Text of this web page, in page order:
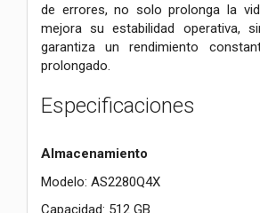
de errores, no solo prolonga la
mejora su estabilidad operativa,
garantiza un rendimiento
prolongado.
Especificaciones
Almacenamiento
Modelo: AS2280Q4X
Capacidad: 512 GB